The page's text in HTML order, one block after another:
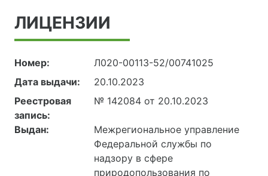
ЛИЦЕНЗИИ
Номер:
Л020-00113-52/00741025
Дата выдачи:
20.10.2023
Реестровая
запись:
№ 142084 от 20.10.2023
Выдан:
Межрегиональное управление
Федеральной службы по
надзору в сфере
природопользования по